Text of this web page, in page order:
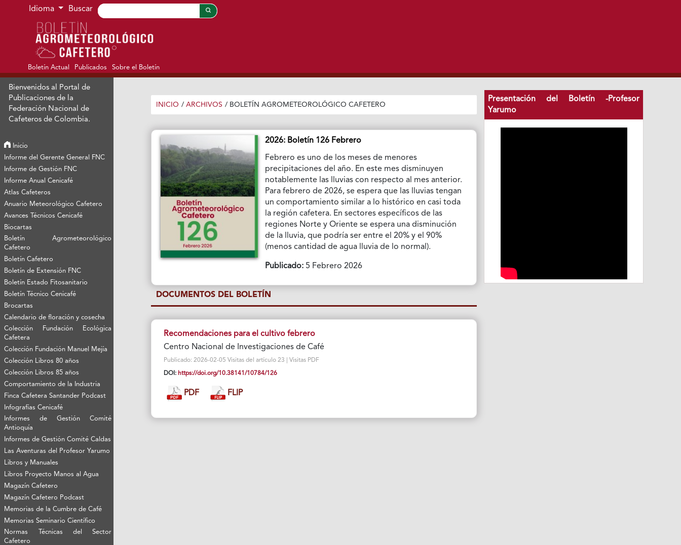
Ir al menú de navegación principal
Ir al contenido principal
Ir al pie de página del sitio
Idioma Buscar
Boletín Actual Publicados Sobre el Boletín
Bienvenidos al Portal de
Publicaciones de la
Federación Nacional de
Cafeteros de Colombia.
Inicio
Informe del Gerente General FNC
Informe de Gestión FNC
Informe Anual Cenicafé
Atlas Cafeteros
Anuario Meteorológico Cafetero
Avances Técnicos Cenicafé
Biocartas
Boletín Agrometeorológico
Cafetero
Boletín Cafetero
Boletín de Extensión FNC
Boletín Estado Fitosanitario
Boletín Técnico Cenicafé
Brocartas
Calendario de floración y cosecha
Colección Fundación Ecológica
Cafetera
Colección Fundación Manuel Mejía
Colección Libros 80 años
Colección Libros 85 años
Comportamiento de la Industria
Finca Cafetera Santander Podcast
Infografías Cenicafé
Informes de Gestión Comité
Antioquía
Informes de Gestión Comité Caldas
Las Aventuras del Profesor Yarumo
Libros y Manuales
Libros Proyecto Manos al Agua
Magazín Cafetero
Magazín Cafetero Podcast
Memorias de la Cumbre de Café
Memorias Seminario Científico
Normas Técnicas del Sector
Cafetero
INICIO / ARCHIVOS / BOLETÍN AGROMETEOROLÓGICO CAFETERO
2026: Boletín 126 Febrero
Febrero es uno de los meses de menores
precipitaciones del año. En este mes disminuyen
notablemente las lluvias con respecto al mes anterior.
Para febrero de 2026, se espera que las lluvias tengan
un comportamiento similar a lo histórico en casi toda
la región cafetera. En sectores específicos de las
regiones Norte y Oriente se espera una disminución
de la lluvia, que podría ser entre el 20% y el 90%
(menos cantidad de agua lluvia de lo normal).
Publicado: 5 Febrero 2026
DOCUMENTOS DEL BOLETÍN
Recomendaciones para el cultivo febrero
Centro Nacional de Investigaciones de Café
Publicado: 2026-02-05 Visitas del artículo 23 | Visitas PDF
DOI: https://doi.org/10.38141/10784/126
PDF FLIP
Presentación del Boletín -Profesor
Yarumo